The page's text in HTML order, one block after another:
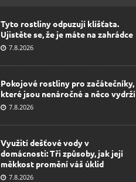
Tyto rostliny odpuzují klíšťata.
Ujistěte se, že je máte na zahrádce
7.8.2026
Pokojové rostliny pro začátečníky,
které jsou nenáročné a něco vydrží
7.8.2026
Využití dešťové vody v
domácnosti: Tři způsoby, jak její
měkkost promění váš úklid
7.8.2026